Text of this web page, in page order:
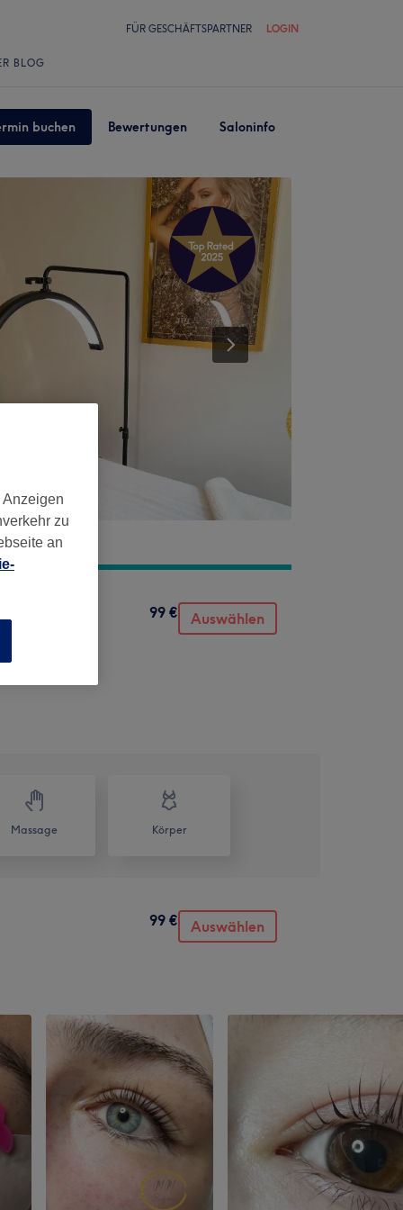
FÜR GESCHÄFTSPARTNER LOGIN
BLOG
buchen Bewertungen Saloninfo
99 € Auswählen
Massage Körper
99 € Auswählen
zu
an